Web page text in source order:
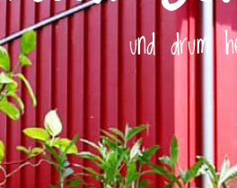
und drum